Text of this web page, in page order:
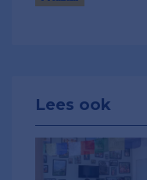
Lees ook